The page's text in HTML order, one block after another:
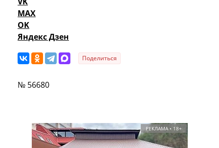
MAX
OK
Яндекс Дзен
Поделиться
№ 56680
РЕКЛАМА • 18+